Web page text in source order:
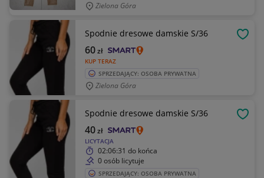
Zielona Góra
Spodnie dresowe damskie S/36
KUP TERAZ
60zł
SPRZEDAJĄCY: OSOBA PRYWATNA
Zielona Góra
Spodnie dresowe damskie S/36
LICYTACJA
40zł
02:06:31 do końca
0 osób licytuje
SPRZEDAJĄCY: OSOBA PRYWATNA